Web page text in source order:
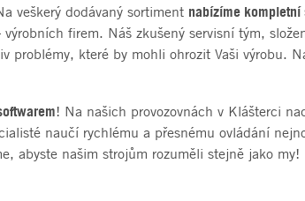
veškerý dodávaný sortiment nabízíme
firem. Náš zkušený servisní tým,
problémy, které by mohli ohrozit Vaši výrobu.
! Na našich provozovnách v Klášterci
naučí rychlému a přesnému ovládání
abyste našim strojům rozuměli stejně jako my!